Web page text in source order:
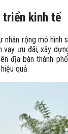
triển kinh tế
nhân rộng mô hình
vay ưu đãi, xây
địa bàn thành
quả.